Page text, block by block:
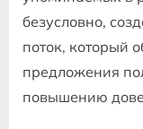
безусловно,
поток, который
предложения
повышению